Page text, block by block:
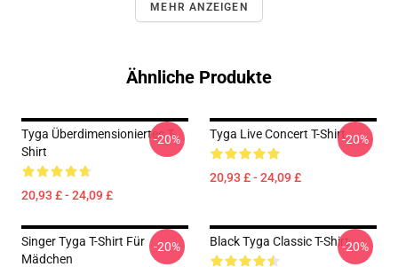
MEHR ANZEIGEN
Ähnliche Produkte
Tyga Überdimensioniertes T-
Shirt
20,93 £ - 24,09 £
-20% Tyga Live Concert T-Shirt
20,93 £ - 24,09 £
-20%
Singer Tyga T-Shirt Für
Mädchen
-20% Black Tyga Classic T-Shirt-20%